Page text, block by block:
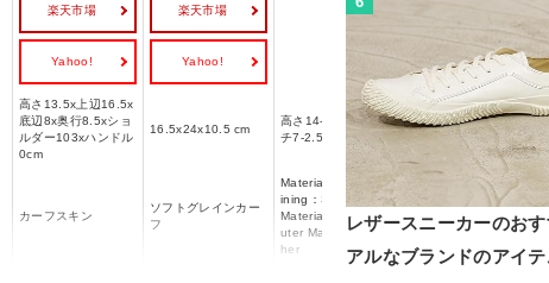
楽天市場
Yahoo!
楽天市場
Yahoo!
高さ13.5x上辺16.5x
底辺8x奥行8.5xショ
ルダー103xハンドル
0cm
16.5x24x10.5 cm
高さ14-19x横23xマ
チ7-2.5cm
カーフスキン
ソフトグレインカー
フ
Material：Calfskin/L
ining：Suede/Inner
Material：Suede/O
uter Material：Leat
her
レザースニーカーのお
アルなブランドのアイ